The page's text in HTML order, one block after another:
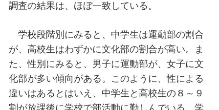
調査の結果は、ほぼ一致している。
学校段階別にみると、中学生は運動部の割合
が、高校生はわずかに文化部の割合が高い。ま
た、性別にみると、男子に運動部が、女子に文
化部が多い傾向がある。このように、性による
違いはあるとはいえ、中学生と高校生の８～９
割が放課後に学校で部活動に勤しんでいる。学